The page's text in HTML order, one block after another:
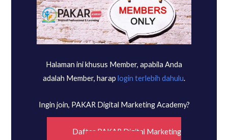
Halaman ini khusus Member, apabila Anda
adalah Member, harap login terlebih dahulu.
Ingin join, PAKAR Digital Marketing Academy?
Daftar PAKAR Digital Marketing